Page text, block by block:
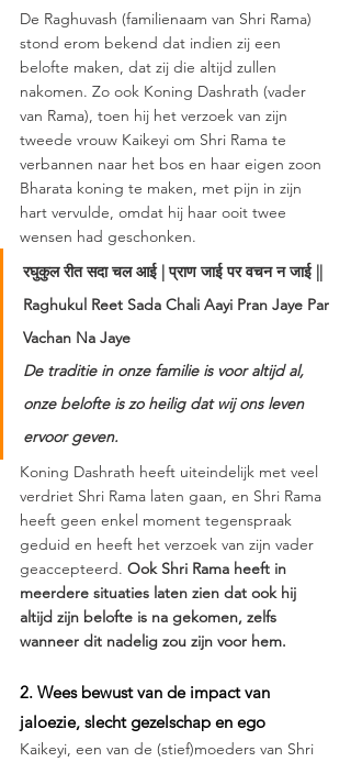
De Raghuvash (familienaam van Shri Rama)
stond erom bekend dat indien zij een
belofte maken, dat zij die altijd zullen
nakomen. Zo ook Koning Dashrath (vader
van Rama), toen hij het verzoek van zijn
tweede vrouw Kaikeyi om Shri Rama te
verbannen naar het bos en haar eigen zoon
Bharata koning te maken, met pijn in zijn
hart vervulde, omdat hij haar ooit twee
wensen had geschonken.
रघुकुल रीत सदा चल आई | प्राण जाई पर वचन न जाई ||
Raghukul Reet Sada Chali Aayi Pran Jaye Par
Vachan Na Jaye
De traditie in onze familie is voor altijd al,
onze belofte is zo heilig dat wij ons leven
ervoor geven.
Koning Dashrath heeft uiteindelijk met veel
verdriet Shri Rama laten gaan, en Shri Rama
heeft geen enkel moment tegenspraak
geduid en heeft het verzoek van zijn vader
geaccepteerd. Ook Shri Rama heeft in
meerdere situaties laten zien dat ook hij
altijd zijn belofte is na gekomen, zelfs
wanneer dit nadelig zou zijn voor hem.
2. Wees bewust van de impact van
jaloezie, slecht gezelschap en ego
Kaikeyi, een van de (stief)moeders van Shri